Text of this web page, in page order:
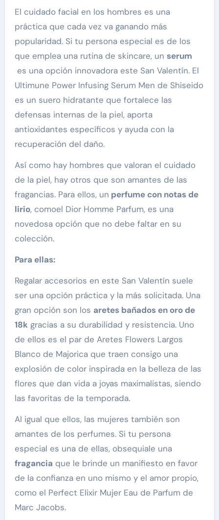
El cuidado facial en los hombres es una
práctica que cada vez va ganando más
popularidad. Si tu persona especial es de los
que emplea una rutina de skincare, un serum
es una opción innovadora este San Valentín. El
Ultimune Power Infusing Serum Men de Shiseido
es un suero hidratante que fortalece las
defensas internas de la piel, aporta
antioxidantes específicos y ayuda con la
recuperación del daño.
Así como hay hombres que valoran el cuidado
de la piel, hay otros que son amantes de las
fragancias. Para ellos, un perfume con notas de
lirio, comoel Dior Homme Parfum, es una
novedosa opción que no debe faltar en su
colección.
Para ellas:
Regalar accesorios en este San Valentín suele
ser una opción práctica y la más solicitada. Una
gran opción son los aretes bañados en oro de
18kgracias a su durabilidad y resistencia. Uno
de ellos es el par de Aretes Flowers Largos
Blanco de Majorica que traen consigo una
explosión de color inspirada en la belleza de las
flores que dan vida a joyas maximalistas, siendo
las favoritas de la temporada.
Al igual que ellos, las mujeres también son
amantes de los perfumes. Si tu persona
especial es una de ellas, obsequiale una
fragancia que le brinde un manifiesto en favor
de la confianza en uno mismo y el amor propio,
como el Perfect Elixir Mujer Eau de Parfum de
Marc Jacobs.